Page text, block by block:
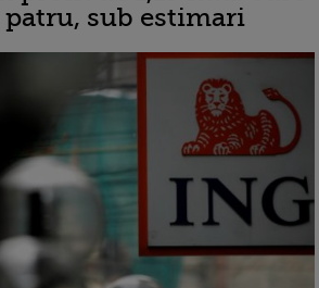
sub estimari